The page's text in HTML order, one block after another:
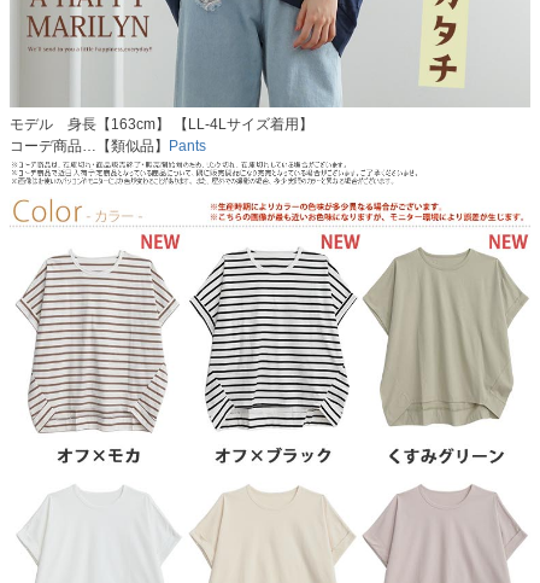
モデル 身長【163cm】 【LL-4Lサイズ着用】
コーデ商品…【類似品】 Pants